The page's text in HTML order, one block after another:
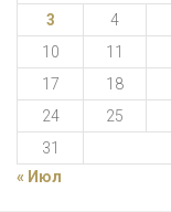
3
4
10
11
17
18
24
25
31
« Июл